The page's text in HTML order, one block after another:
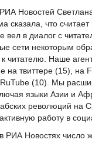
Новостей
сказала, что
вел в диалог с
сети некоторым
Наше
на твиттере (15), на
RuTube (10). Мы
языки Азии и
революций на
работу в
РИА Новостях число